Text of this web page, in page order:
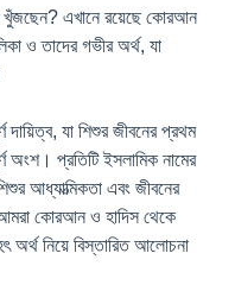
খুঁজছেন? এখানে রয়েছে কোরআন
ও তাদের গভীর অর্থ, যা
যা শিশুর জীবনের প্রথম
অংশ। প্রতিটি ইসলামিক নামের
আধ্যাত্মিকতা এবং জীবনের
কোরআন ও হাদিস থেকে
অর্থ নিয়ে বিস্তারিত আলোচনা